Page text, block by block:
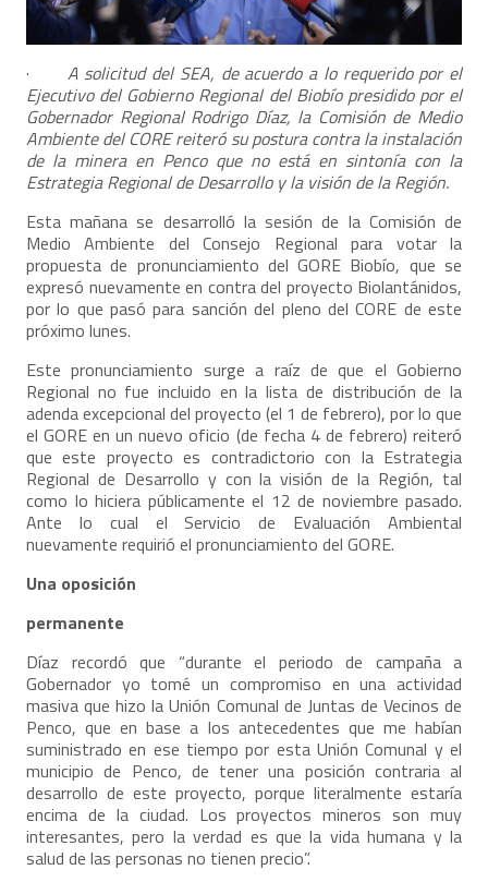
· A solicitud del SEA, de acuerdo a lo requerido por el
Ejecutivo del Gobierno Regional del Biobío presidido por el
Gobernador Regional Rodrigo Díaz, la Comisión de Medio
Ambiente del CORE reiteró su postura contra la instalación
de la minera en Penco que no está en sintonía con la
Estrategia Regional de Desarrollo y la visión de la Región.
Esta mañana se desarrolló la sesión de la Comisión de
Medio Ambiente del Consejo Regional para votar la
propuesta de pronunciamiento del GORE Biobío, que se
expresó nuevamente en contra del proyecto Biolantánidos,
por lo que pasó para sanción del pleno del CORE de este
próximo lunes.
Este pronunciamiento surge a raíz de que el Gobierno
Regional no fue incluido en la lista de distribución de la
adenda excepcional del proyecto (el 1 de febrero), por lo que
el GORE en un nuevo oficio (de fecha 4 de febrero) reiteró
que este proyecto es contradictorio con la Estrategia
Regional de Desarrollo y con la visión de la Región, tal
como lo hiciera públicamente el 12 de noviembre pasado.
Ante lo cual el Servicio de Evaluación Ambiental
nuevamente requirió el pronunciamiento del GORE.
Una oposición
permanente
Díaz recordó que “durante el periodo de campaña a
Gobernador yo tomé un compromiso en una actividad
masiva que hizo la Unión Comunal de Juntas de Vecinos de
Penco, que en base a los antecedentes que me habían
suministrado en ese tiempo por esta Unión Comunal y el
municipio de Penco, de tener una posición contraria al
desarrollo de este proyecto, porque literalmente estaría
encima de la ciudad. Los proyectos mineros son muy
interesantes, pero la verdad es que la vida humana y la
salud de las personas no tienen precio”.